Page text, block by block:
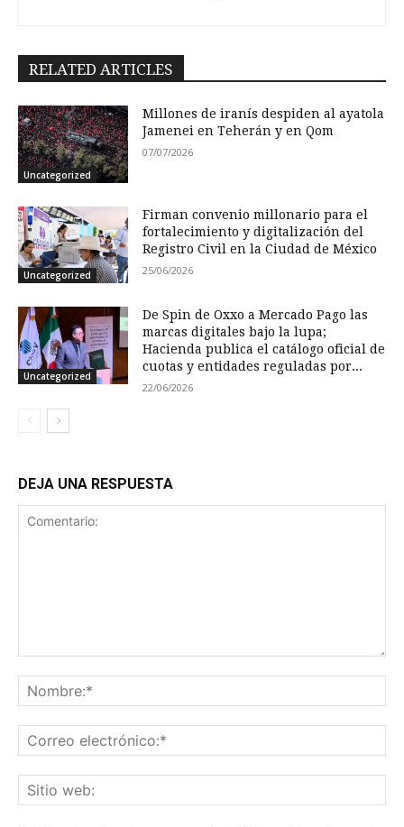
RELATED ARTICLES
Uncategorized
Millones de iranís despiden al ayatola
Jamenei en Teherán y en Qom
07/07/2026
Uncategorized
Firman convenio millonario para el
fortalecimiento y digitalización del
Registro Civil en la Ciudad de México
25/06/2026
Uncategorized
De Spin de Oxxo a Mercado Pago las
marcas digitales bajo la lupa;
Hacienda publica el catálogo oficial de
cuotas y entidades reguladas por...
22/06/2026
DEJA UNA RESPUESTA